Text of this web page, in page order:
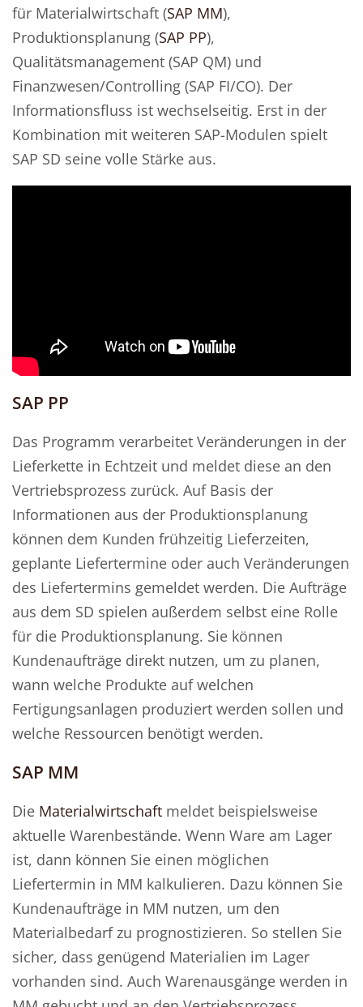
für Materialwirtschaft (SAP MM),
Produktionsplanung (SAP PP),
Qualitätsmanagement (SAP QM) und
Finanzwesen/Controlling (SAP FI/CO). Der
Informationsfluss ist wechselseitig. Erst in der
Kombination mit weiteren SAP-Modulen spielt
SAP SD seine volle Stärke aus.
SAP PP
Das Programm verarbeitet Veränderungen in der
Lieferkette in Echtzeit und meldet diese an den
Vertriebsprozess zurück. Auf Basis der
Informationen aus der Produktionsplanung
können dem Kunden frühzeitig Lieferzeiten,
geplante Liefertermine oder auch Veränderungen
des Liefertermins gemeldet werden. Die Aufträge
aus dem SD spielen außerdem selbst eine Rolle
für die Produktionsplanung. Sie können
Kundenaufträge direkt nutzen, um zu planen,
wann welche Produkte auf welchen
Fertigungsanlagen produziert werden sollen und
welche Ressourcen benötigt werden.
SAP MM
Die Materialwirtschaft meldet beispielsweise
aktuelle Warenbestände. Wenn Ware am Lager
ist, dann können Sie einen möglichen
Liefertermin in MM kalkulieren. Dazu können Sie
Kundenaufträge in MM nutzen, um den
Materialbedarf zu prognostizieren. So stellen Sie
sicher, dass genügend Materialien im Lager
vorhanden sind. Auch Warenausgänge werden in